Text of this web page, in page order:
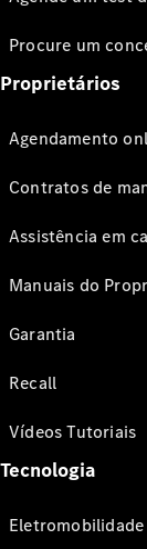
Procure um
Proprietários
Agendamento
Contratos de
Assistência em
Manuais do
Garantia
Recall
Vídeos Tutoriais
Tecnologia
Eletromobilidade